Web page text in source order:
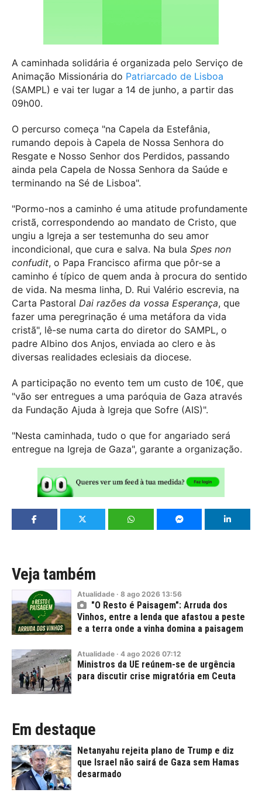
A caminhada solidária é organizada pelo Serviço de
Animação Missionária do Patriarcado de Lisboa
(SAMPL) e vai ter lugar a 14 de junho, a partir das
09h00.
O percurso começa "na Capela da Estefânia,
rumando depois à Capela de Nossa Senhora do
Resgate e Nosso Senhor dos Perdidos, passando
ainda pela Capela de Nossa Senhora da Saúde e
terminando na Sé de Lisboa".
"Pormo-nos a caminho é uma atitude profundamente
cristã, correspondendo ao mandato de Cristo, que
ungiu a Igreja a ser testemunha do seu amor
incondicional, que cura e salva. Na bula Spes non
confudit, o Papa Francisco afirma que pôr-se a
caminho é típico de quem anda à procura do sentido
de vida. Na mesma linha, D. Rui Valério escrevia, na
Carta Pastoral Dai razões da vossa Esperança, que
fazer uma peregrinação é uma metáfora da vida
cristã", lê-se numa carta do diretor do SAMPL, o
padre Albino dos Anjos, enviada ao clero e às
diversas realidades eclesiais da diocese.
A participação no evento tem um custo de 10€, que
"vão ser entregues a uma paróquia de Gaza através
da Fundação Ajuda à Igreja que Sofre (AIS)".
"Nesta caminhada, tudo o que for angariado será
entregue na Igreja de Gaza", garante a organização.
Veja também
Atualidade · 8 ago 2026 13:56
"O Resto é Paisagem": Arruda dos
Vinhos, entre a lenda que afastou a peste
e a terra onde a vinha domina a paisagem
Atualidade · 4 ago 2026 07:12
Ministros da UE reúnem-se de urgência
para discutir crise migratória em Ceuta
Em destaque
Netanyahu rejeita plano de Trump e diz
que Israel não sairá de Gaza sem Hamas
desarmado